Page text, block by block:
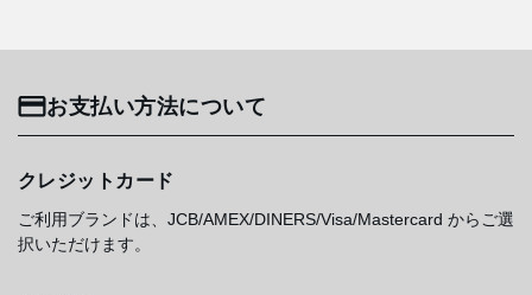
お支払い方法について
クレジットカード
ご利用ブランドは、JCB/AMEX/DINERS/Visa/Mastercard からご選
択いただけます。